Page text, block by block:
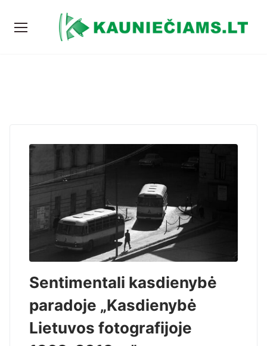
Sentimentali kasdienybė
paradoje „Kasdienybė
Lietuvos fotografijoje